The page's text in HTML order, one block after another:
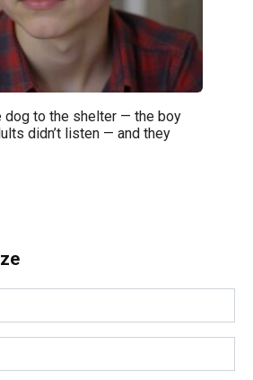
dog to the shelter — the boy
didn’t listen — and they